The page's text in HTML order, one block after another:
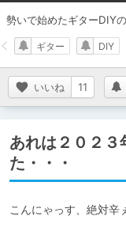
勢いで始めたギターDIY
いいね 11
ギター DIY
あれは２０２３
た・・・
こんにゃっす、絶対辛